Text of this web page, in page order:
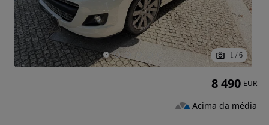
1 / 6
8 490 EUR
Acima da média